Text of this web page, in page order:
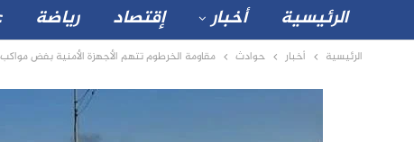
الرئيسية أخبار إقتصاد رياضة
الرئيسية أخبار حوادث مقاومة الخرطوم تتهم الأجهزة الأمنية بفض مواكب 25 أكتوبر بوحشية مفرطة بالرصاص وألفاظ ونهب الممتلكات